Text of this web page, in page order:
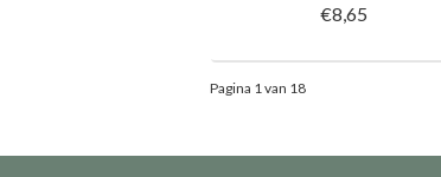
€8,65
Pagina 1 van 18